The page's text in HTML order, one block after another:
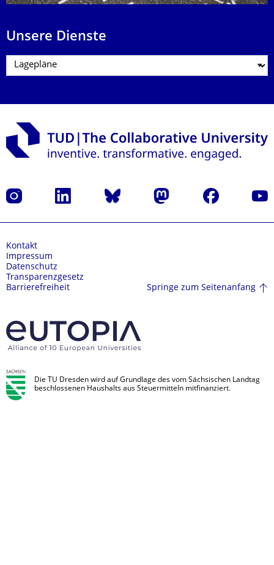
Unsere Dienste
Instagram LinkedIn Bluesky Mastodon Facebook
Kontakt
Impressum
Datenschutz
Transparenzgesetz
Barrierefreiheit
Springe zum Seitenanfang
Die TU Dresden wird auf Grundlage des vom Sächsischen Landtag
beschlossenen Haushalts aus Steuermitteln mitfinanziert.